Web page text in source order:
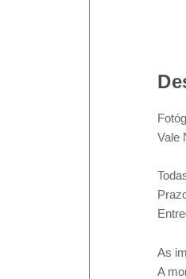
Vale
As
A